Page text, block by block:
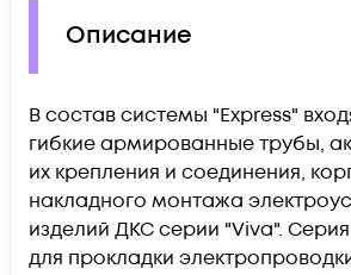
Описание
В состав системы "Express"
гибкие армированные трубы,
их крепления и соединения,
накладного монтажа
изделий ДКС серии "Viva".
для прокладки